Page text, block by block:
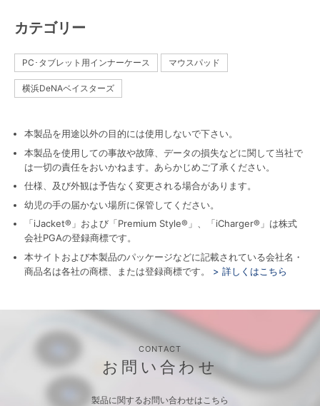
カテゴリー
PC･タブレット用インナーケース マウスパッド
横浜DeNAベイスターズ
本製品を用途以外の目的には使用しないで下さい。
本製品を使用しての事故や故障、データの損失などに関して当社で
は一切の責任をおいかねます。あらかじめご了承ください。
仕様、及び外観は予告なく変更される場合があります。
幼児の手の届かない場所に保管してください。
「iJacket®」および「Premium Style®」、「iCharger®」は株式
会社PGAの登録商標です。
本サイトおよび本製品のパッケージなどに記載されている会社名・
商品名は各社の商標、または登録商標です。
> 詳しくはこちら
CONTACT
お問い合わせ
製品に関するお問い合わせはこちら